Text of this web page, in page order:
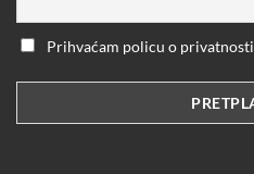
Prihvaćam policu o privatnosti